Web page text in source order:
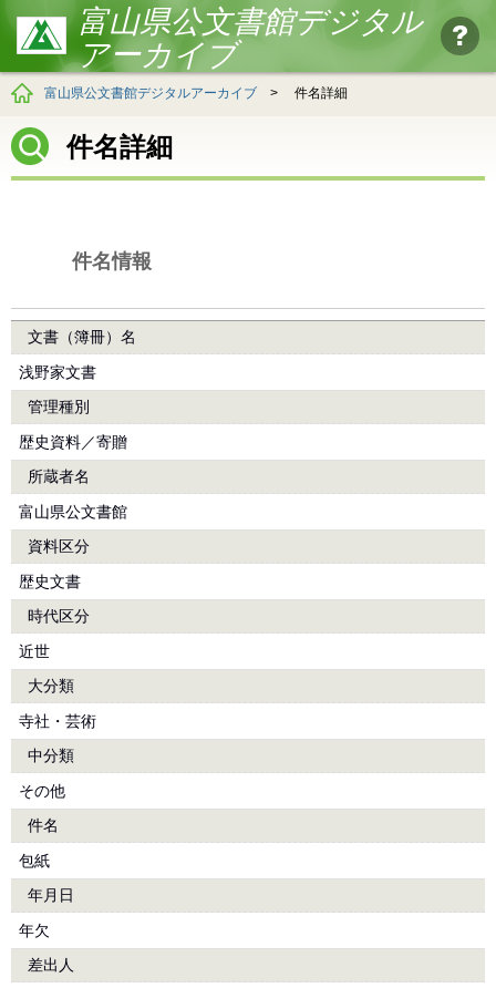
富山県公文書館デジタル
アーカイブ
富山県公文書館デジタルアーカイブ > 件名詳細
件名詳細
件名情報
文書（簿冊）名
浅野家文書
管理種別
歴史資料／寄贈
所蔵者名
富山県公文書館
資料区分
歴史文書
時代区分
近世
大分類
寺社・芸術
中分類
その他
件名
包紙
年月日
年欠
差出人